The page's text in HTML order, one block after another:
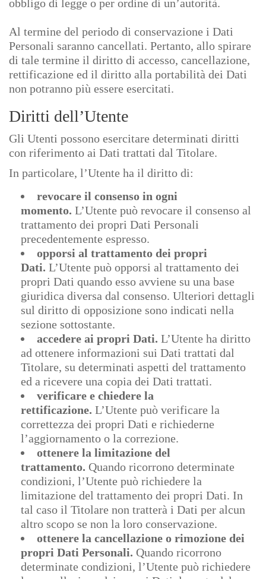
obbligo di legge o per ordine di un’autorità.
Al termine del periodo di conservazione i Dati
Personali saranno cancellati. Pertanto, allo spirare
di tale termine il diritto di accesso, cancellazione,
rettificazione ed il diritto alla portabilità dei Dati
non potranno più essere esercitati.
Diritti dell’Utente
Gli Utenti possono esercitare determinati diritti
con riferimento ai Dati trattati dal Titolare.
In particolare, l’Utente ha il diritto di:
revocare il consenso in ogni
momento. L’Utente può revocare il consenso al
trattamento dei propri Dati Personali
precedentemente espresso.
opporsi al trattamento dei propri
Dati. L’Utente può opporsi al trattamento dei
propri Dati quando esso avviene su una base
giuridica diversa dal consenso. Ulteriori dettagli
sul diritto di opposizione sono indicati nella
sezione sottostante.
accedere ai propri Dati. L’Utente ha diritto
ad ottenere informazioni sui Dati trattati dal
Titolare, su determinati aspetti del trattamento
ed a ricevere una copia dei Dati trattati.
verificare e chiedere la
rettificazione. L’Utente può verificare la
correttezza dei propri Dati e richiederne
l’aggiornamento o la correzione.
ottenere la limitazione del
trattamento. Quando ricorrono determinate
condizioni, l’Utente può richiedere la
limitazione del trattamento dei propri Dati. In
tal caso il Titolare non tratterà i Dati per alcun
altro scopo se non la loro conservazione.
ottenere la cancellazione o rimozione dei
propri Dati Personali. Quando ricorrono
determinate condizioni, l’Utente può richiedere